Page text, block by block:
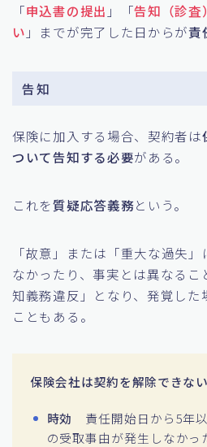
「申込書の提出 」「告知（診査）
い 」までが完了した日からが責
告知
保険に加入する場合、契約者は
ついて告知する必要がある。
これを質疑応答義務という。
「故意」または「重大な過失
なかったり、事実とは異なる
知義務違反」となり、発覚した
こともある。
保険会社は契約を解除できな
時効
責任開始日から5年
の受取事由が発生しなかっ